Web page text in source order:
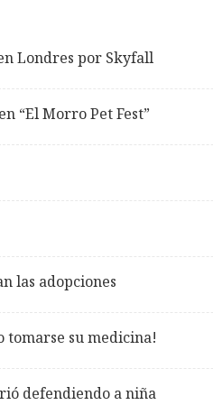
Londres por Skyfall
“El Morro Pet Fest”
las adopciones
tomarse su medicina!
defendiendo a niña